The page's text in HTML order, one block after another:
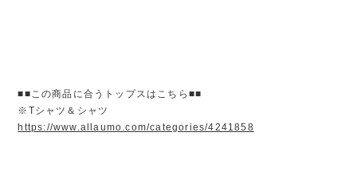
■■この商品に合うトップスはこちら■■
※Tシャツ＆シャツ
https://www.allaumo.com/categories/4241858